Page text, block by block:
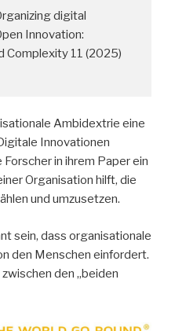
digital
Innovation:
Complexity 11 (2025)
Ambidextrie eine
Innovationen
in ihrem Paper ein
Organisation hilft, die
und umzusetzen.
sein, dass organisationale
den Menschen einfordert.
den „beiden